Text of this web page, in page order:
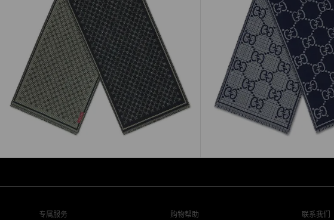
联系我们
购物帮助
专属服务